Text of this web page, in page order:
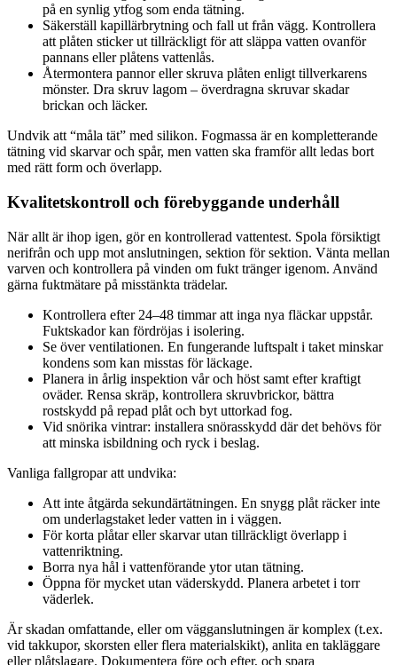
på en synlig ytfog som enda tätning.
Säkerställ kapillärbrytning och fall ut från vägg. Kontrollera
att plåten sticker ut tillräckligt för att släppa vatten ovanför
pannans eller plåtens vattenlås.
Återmontera pannor eller skruva plåten enligt tillverkarens
mönster. Dra skruv lagom – överdragna skruvar skadar
brickan och läcker.
Undvik att “måla tät” med silikon. Fogmassa är en kompletterande
tätning vid skarvar och spår, men vatten ska framför allt ledas bort
med rätt form och överlapp.
Kvalitetskontroll och förebyggande underhåll
När allt är ihop igen, gör en kontrollerad vattentest. Spola försiktigt
nerifrån och upp mot anslutningen, sektion för sektion. Vänta mellan
varven och kontrollera på vinden om fukt tränger igenom. Använd
gärna fuktmätare på misstänkta trädelar.
Kontrollera efter 24–48 timmar att inga nya fläckar uppstår.
Fuktskador kan fördröjas i isolering.
Se över ventilationen. En fungerande luftspalt i taket minskar
kondens som kan misstas för läckage.
Planera in årlig inspektion vår och höst samt efter kraftigt
oväder. Rensa skräp, kontrollera skruvbrickor, bättra
rostskydd på repad plåt och byt uttorkad fog.
Vid snörika vintrar: installera snörasskydd där det behövs för
att minska isbildning och ryck i beslag.
Vanliga fallgropar att undvika:
Att inte åtgärda sekundärtätningen. En snygg plåt räcker inte
om underlagstaket leder vatten in i väggen.
För korta plåtar eller skarvar utan tillräckligt överlapp i
vattenriktning.
Borra nya hål i vattenförande ytor utan tätning.
Öppna för mycket utan väderskydd. Planera arbetet i torr
väderlek.
Är skadan omfattande, eller om vägganslutningen är komplex (t.ex.
vid takkupor, skorsten eller flera materialskikt), anlita en takläggare
eller plåtslagare. Dokumentera före och efter, och spara